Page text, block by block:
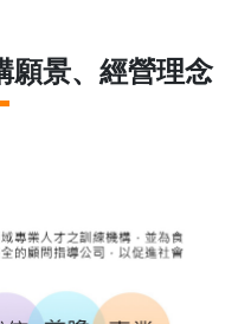
願景、經營理念